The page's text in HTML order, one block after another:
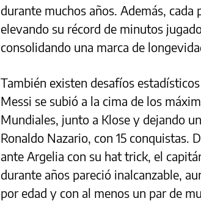
durante muchos años. Además,
elevando su récord de minutos
consolidando una marca de
También existen desafíos
Messi se subió a la cima de los
Mundiales, junto a Klose y dejando
Ronaldo Nazario, con 15 conquistas.
ante Argelia con su hat trick, el
durante años pareció inalcanzable,
por edad y con al menos un par de